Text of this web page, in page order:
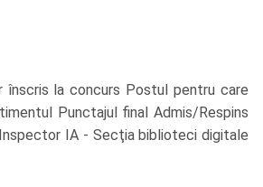
înscris la concurs Postul pentru care
Punctajul final Admis/Respins
IA - Secţia biblioteci digitale